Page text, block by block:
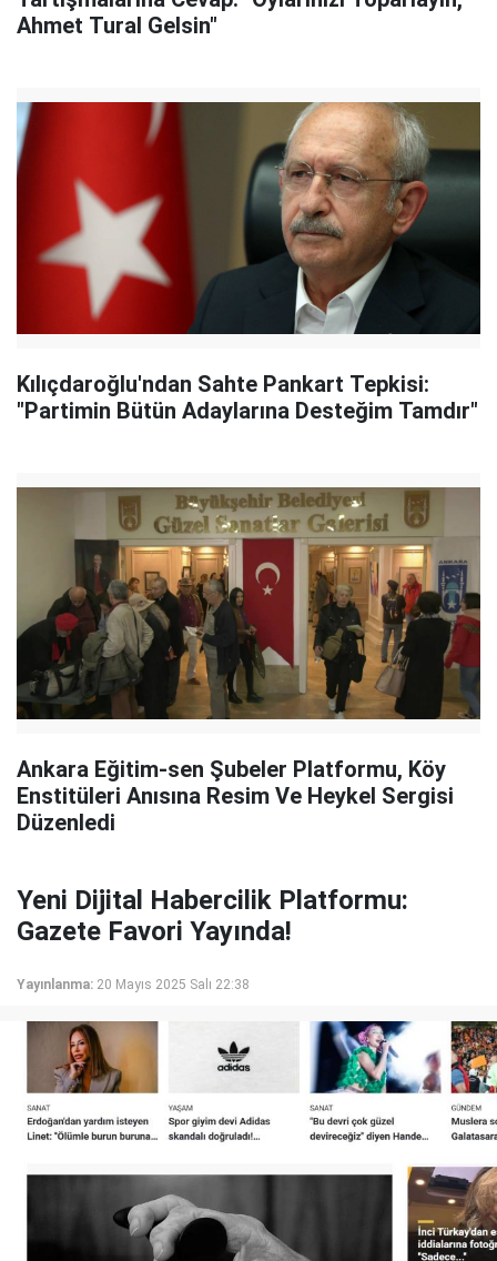
Ahmet Tural Gelsin"
Kılıçdaroğlu'ndan Sahte Pankart Tepkisi:
"Partimin Bütün Adaylarına Desteğim Tamdır"
Ankara Eğitim-sen Şubeler Platformu, Köy
Enstitüleri Anısına Resim Ve Heykel Sergisi
Düzenledi
Yeni Dijital Habercilik Platformu:
Gazete Favori Yayında!
Yayınlanma: 20 Mayıs 2025 Salı 22:38